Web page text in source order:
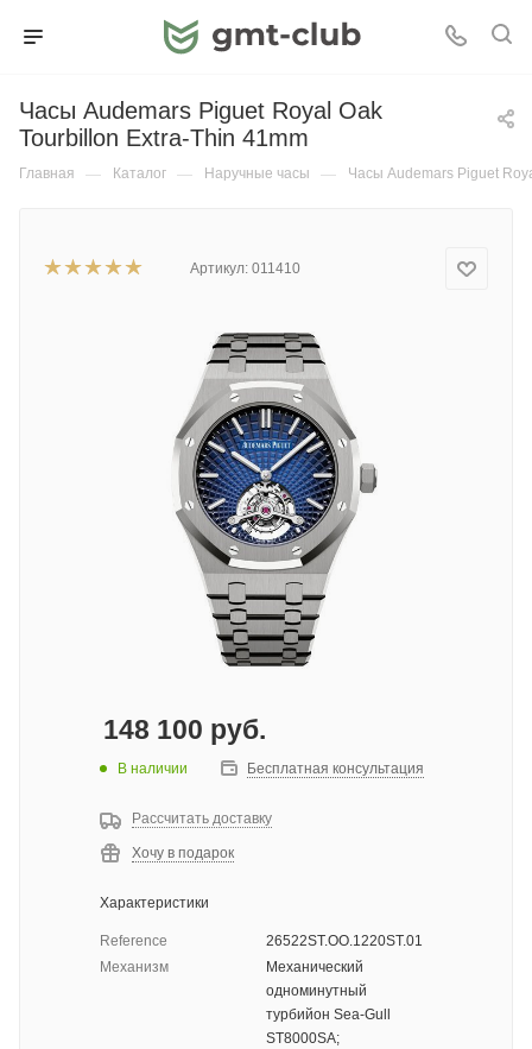
Часы Audemars Piguet Royal Oak
Tourbillon Extra-Thin 41mm
Главная — Каталог — Наручные часы — Часы Audemars Piguet
Артикул: 011410
148 100 руб.
В наличии Бесплатная консультация
Рассчитать доставку
Хочу в подарок
Характеристики
Reference
26522ST.OO.1220ST.01
Механизм
Механический
одноминутный
турбийон Sea-Gull
ST8000SA;